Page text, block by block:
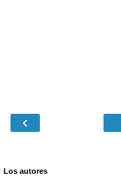
‹
Los autores